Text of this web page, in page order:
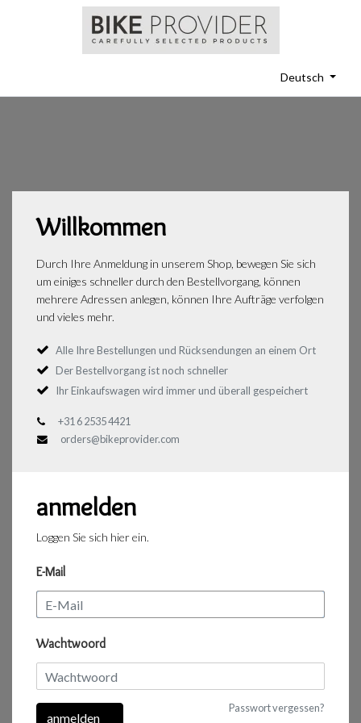
Deutsch
Willkommen
Durch Ihre Anmeldung in unserem Shop, bewegen Sie sich
um einiges schneller durch den Bestellvorgang, können
mehrere Adressen anlegen, können Ihre Aufträge verfolgen
und vieles mehr.
Alle Ihre Bestellungen und Rücksendungen an einem Ort
Der Bestellvorgang ist noch schneller
Ihr Einkaufswagen wird immer und überall gespeichert
+31 6 2535 4421
orders@bikeprovider.com
anmelden
Loggen Sie sich hier ein.
E-Mail
Wachtwoord
Passwort vergessen?
anmelden